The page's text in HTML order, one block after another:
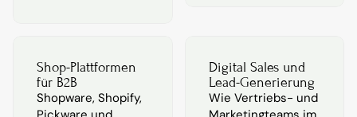
Shop-Plattformen
für B2B
Shopware, Shopify,
Digital Sales und
Lead-Generierung
Wie Vertriebs- und